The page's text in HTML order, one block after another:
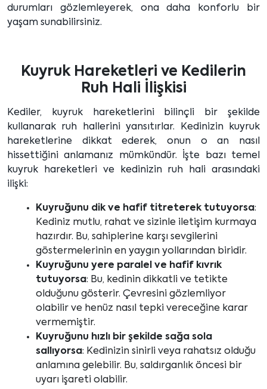
durumları gözlemleyerek, ona daha konforlu bir
yaşam sunabilirsiniz.
Kuyruk Hareketleri ve Kedilerin
Ruh Hali İlişkisi
Kediler, kuyruk hareketlerini bilinçli bir şekilde
kullanarak ruh hallerini yansıtırlar. Kedinizin kuyruk
hareketlerine dikkat ederek, onun o an nasıl
hissettiğini anlamanız mümkündür. İşte bazı temel
kuyruk hareketleri ve kedinizin ruh hali arasındaki
ilişki:
Kuyruğunu dik ve hafif titreterek tutuyorsa:
Kediniz mutlu, rahat ve sizinle iletişim kurmaya
hazırdır. Bu, sahiplerine karşı sevgilerini
göstermelerinin en yaygın yollarından biridir.
Kuyruğunu yere paralel ve hafif kıvrık
tutuyorsa: Bu, kedinin dikkatli ve tetikte
olduğunu gösterir. Çevresini gözlemliyor
olabilir ve henüz nasıl tepki vereceğine karar
vermemiştir.
Kuyruğunu hızlı bir şekilde sağa sola
sallıyorsa: Kedinizin sinirli veya rahatsız olduğu
anlamına gelebilir. Bu, saldırganlık öncesi bir
uyarı işareti olabilir.